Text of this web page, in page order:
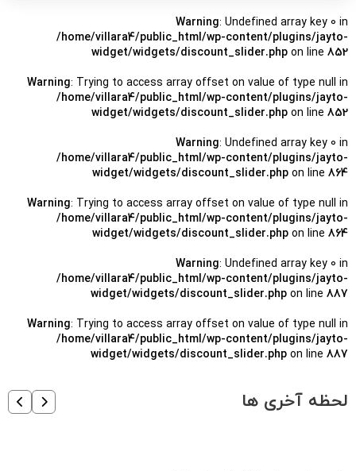
Warning: Undefined array key 0 in
/home/villara4/public_html/wp-content/plugins/jayto-
widget/widgets/discount_slider.php on line 852
Warning: Trying to access array offset on value of type null in
/home/villara4/public_html/wp-content/plugins/jayto-
widget/widgets/discount_slider.php on line 852
Warning: Undefined array key 0 in
/home/villara4/public_html/wp-content/plugins/jayto-
widget/widgets/discount_slider.php on line 864
Warning: Trying to access array offset on value of type null in
/home/villara4/public_html/wp-content/plugins/jayto-
widget/widgets/discount_slider.php on line 864
Warning: Undefined array key 0 in
/home/villara4/public_html/wp-content/plugins/jayto-
widget/widgets/discount_slider.php on line 887
Warning: Trying to access array offset on value of type null in
/home/villara4/public_html/wp-content/plugins/jayto-
widget/widgets/discount_slider.php on line 887
لحظه آخری ها